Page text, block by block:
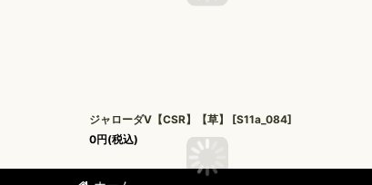
ジャローダV【CSR】【草】 [S11a_084]
0円(税込)